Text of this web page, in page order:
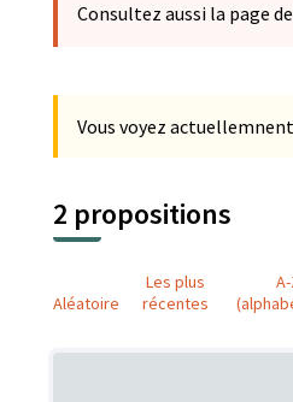
Consultez aussi la page
Vous voyez
2 propositions
Aléatoire
Les plus
récentes